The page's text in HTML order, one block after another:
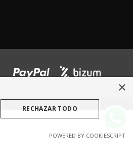
×
RECHAZAR TODO
POWERED BY COOKIESCRIPT